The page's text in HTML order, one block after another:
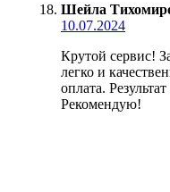
Шейла
10.07.2024
Крутой сервис!
легко и
оплата.
Рекомендую!